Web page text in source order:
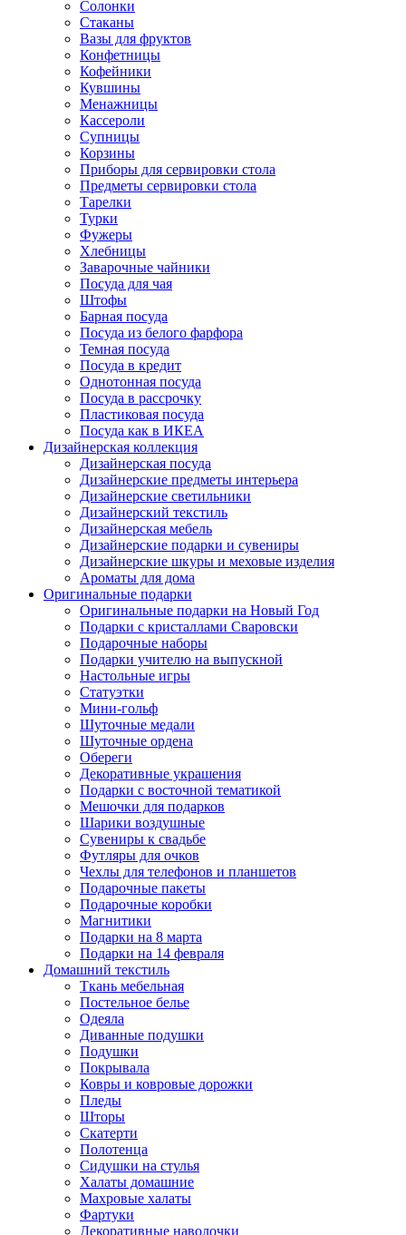
Солонки
Стаканы
Вазы для фруктов
Конфетницы
Кофейники
Кувшины
Менажницы
Кассероли
Супницы
Корзины
Приборы для сервировки стола
Предметы сервировки стола
Тарелки
Турки
Фужеры
Хлебницы
Заварочные чайники
Посуда для чая
Штофы
Барная посуда
Посуда из белого фарфора
Темная посуда
Посуда в кредит
Однотонная посуда
Посуда в рассрочку
Пластиковая посуда
Посуда как в ИКЕА
Дизайнерская коллекция
Дизайнерская посуда
Дизайнерские предметы интерьера
Дизайнерские светильники
Дизайнерский текстиль
Дизайнерская мебель
Дизайнерские подарки и сувениры
Дизайнерские шкуры и меховые изделия
Ароматы для дома
Оригинальные подарки
Оригинальные подарки на Новый Год
Подарки с кристаллами Сваровски
Подарочные наборы
Подарки учителю на выпускной
Настольные игры
Статуэтки
Мини-гольф
Шуточные медали
Шуточные ордена
Обереги
Декоративные украшения
Подарки с восточной тематикой
Мешочки для подарков
Шарики воздушные
Сувениры к свадьбе
Футляры для очков
Чехлы для телефонов и планшетов
Подарочные пакеты
Подарочные коробки
Магнитики
Подарки на 8 марта
Подарки на 14 февраля
Домашний текстиль
Ткань мебельная
Постельное белье
Одеяла
Диванные подушки
Подушки
Покрывала
Ковры и ковровые дорожки
Пледы
Шторы
Скатерти
Полотенца
Сидушки на стулья
Халаты домашние
Махровые халаты
Фартуки
Декоративные наволочки